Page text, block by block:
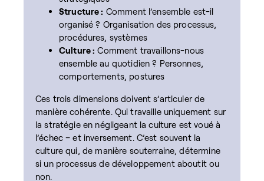
Structure : Comment l’ensemble est-il
organisé ? Organisation des processus,
procédures, systèmes
Culture : Comment travaillons-nous
ensemble au quotidien ? Personnes,
comportements, postures
Ces trois dimensions doivent s’articuler de
manière cohérente. Qui travaille uniquement sur
la stratégie en négligeant la culture est voué à
l’échec – et inversement. C’est souvent la
culture qui, de manière souterraine, détermine
si un processus de développement aboutit ou
non.